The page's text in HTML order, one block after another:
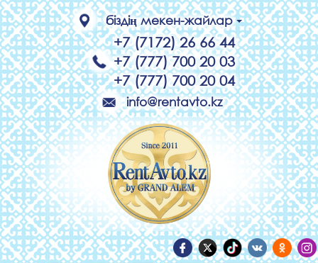
біздің мекен-жайлар
+7 (7172) 26 66 44
+7 (777) 700 20 03
+7 (777) 700 20 04
info@rentavto.kz